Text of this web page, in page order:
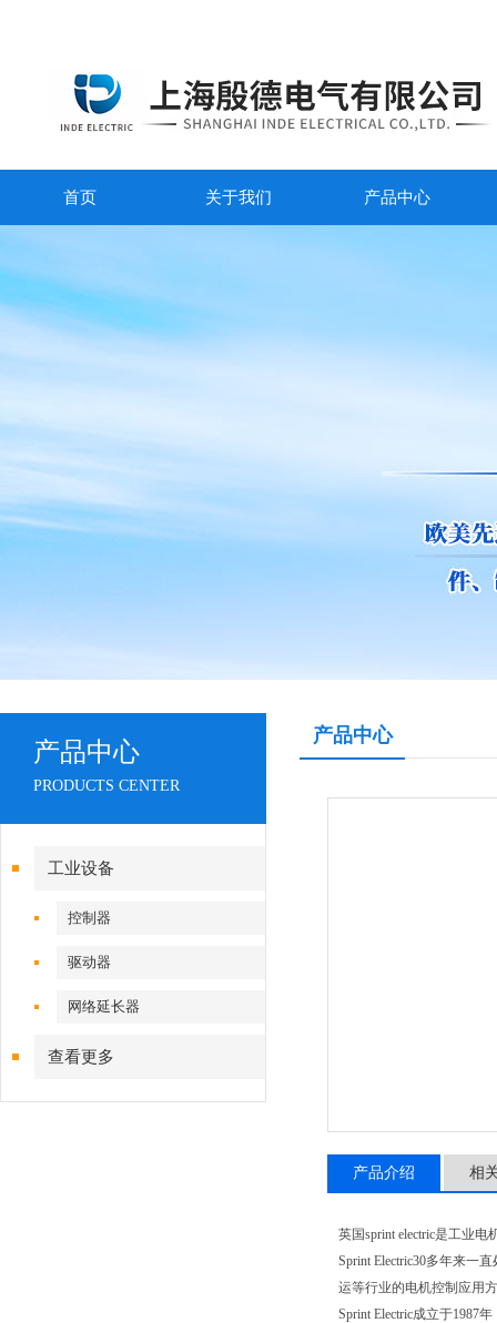
首页 关于我们 产品中心
产品中心
PRODUCTS CENTER
工业设备
控制器
驱动器
网络延长器
查看更多
产品中心
产品介绍 相
英国sprint electric是工业电
Sprint Electric30多年来一
运等行业的电机控制应用
Sprint Electric成立于1987年